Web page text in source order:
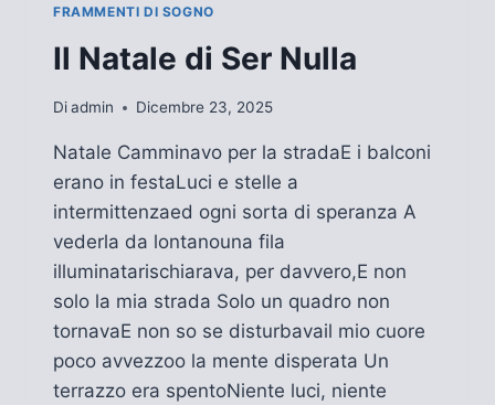
FRAMMENTI DI SOGNO
Il Natale di Ser Nulla
Diadmin Dicembre 23, 2025
Natale Camminavo per la stradaE i balconi
erano in festaLuci e stelle a
intermittenzaed ogni sorta di speranza A
vederla da lontanouna fila
illuminatarischiarava, per davvero,E non
solo la mia strada Solo un quadro non
tornavaE non so se disturbavail mio cuore
poco avvezzoo la mente disperata Un
terrazzo era spentoNiente luci, niente